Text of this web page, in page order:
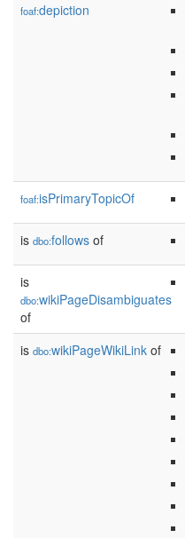
foaf:depiction
foaf:isPrimaryTopicOf
is dbo:follows of
is
dbo:wikiPageDisambiguates
of
is dbo:wikiPageWikiLink of